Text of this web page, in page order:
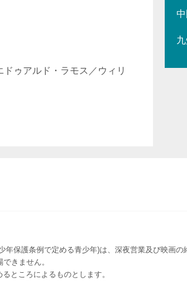
ゥアルド・ラモス／ウィリ
中
九
保護条例で定める青少年)は、深夜営業及び映画の
きません。
ところによるものとします。